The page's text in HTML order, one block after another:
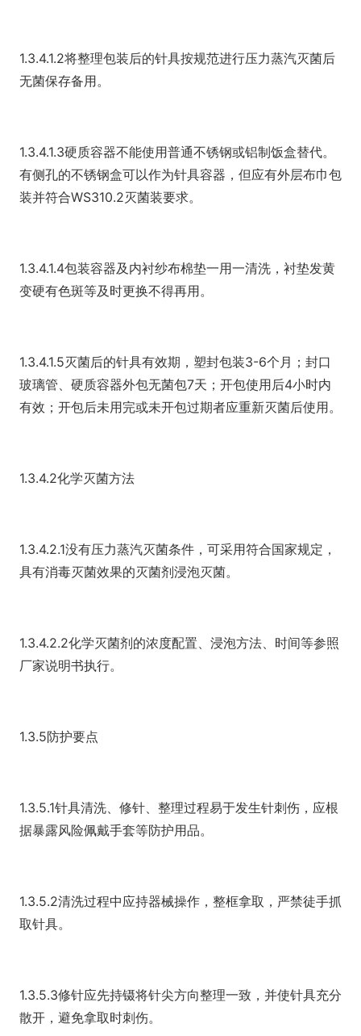
1.3.4.1.2将整理包装后的针具按规范进行压力蒸汽灭菌后
无菌保存备用。
1.3.4.1.3硬质容器不能使用普通不锈钢或铝制饭盒替代。
有侧孔的不锈钢盒可以作为针具容器，但应有外层布巾包
装并符合WS310.2灭菌装要求。
1.3.4.1.4包装容器及内衬纱布棉垫一用一清洗，衬垫发黄
变硬有色斑等及时更换不得再用。
1.3.4.1.5灭菌后的针具有效期，塑封包装3-6个月；封口
玻璃管、硬质容器外包无菌包7天；开包使用后4小时内
有效；开包后未用完或未开包过期者应重新灭菌后使用。
1.3.4.2化学灭菌方法
1.3.4.2.1没有压力蒸汽灭菌条件，可采用符合国家规定，
具有消毒灭菌效果的灭菌剂浸泡灭菌。
1.3.4.2.2化学灭菌剂的浓度配置、浸泡方法、时间等参照
厂家说明书执行。
1.3.5防护要点
1.3.5.1针具清洗、修针、整理过程易于发生针刺伤，应根
据暴露风险佩戴手套等防护用品。
1.3.5.2清洗过程中应持器械操作，整框拿取，严禁徒手抓
取针具。
1.3.5.3修针应先持镊将针尖方向整理一致，并使针具充分
散开，避免拿取时刺伤。